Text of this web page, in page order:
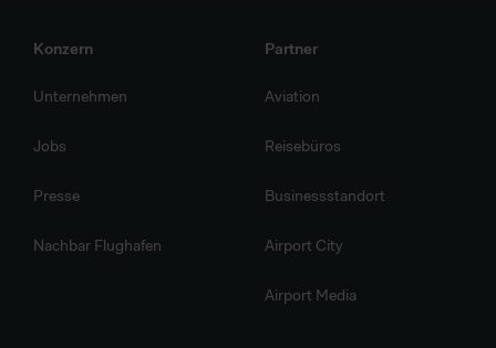
Konzern
Unternehmen
Jobs
Presse
Nachbar Flughafen
Partner
Aviation
Reisebüros
Businessstandort
Airport City
Airport Media